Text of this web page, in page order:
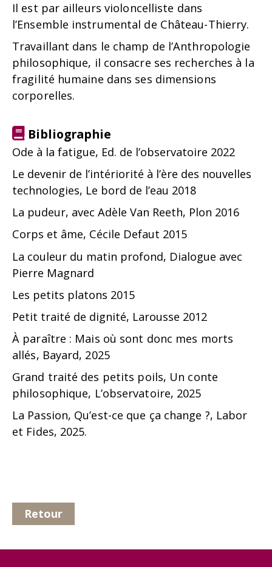
Il est par ailleurs violoncelliste dans
l’Ensemble instrumental de Château-Thierry.
Travaillant dans le champ de l’Anthropologie
philosophique, il consacre ses recherches à la
fragilité humaine dans ses dimensions
corporelles.
Bibliographie
Ode à la fatigue, Ed. de l’observatoire 2022
Le devenir de l’intériorité à l’ère des nouvelles
technologies, Le bord de l’eau 2018
La pudeur, avec Adèle Van Reeth, Plon 2016
Corps et âme, Cécile Defaut 2015
La couleur du matin profond, Dialogue avec
Pierre Magnard
Les petits platons 2015
Petit traité de dignité, Larousse 2012
À paraître : Mais où sont donc mes morts
allés, Bayard, 2025
Grand traité des petits poils, Un conte
philosophique, L’observatoire, 2025
La Passion, Qu’est-ce que ça change ?, Labor
et Fides, 2025.
Retour